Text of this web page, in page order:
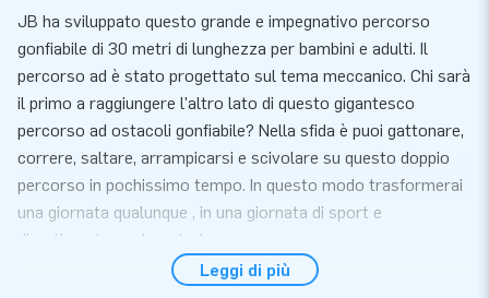
JB ha sviluppato questo grande e impegnativo percorso
gonfiabile di 30 metri di lunghezza per bambini e adulti. Il
percorso ad è stato progettato sul tema meccanico. Chi sarà
il primo a raggiungere l'altro lato di questo gigantesco
percorso ad ostacoli gonfiabile? Nella sfida è puoi gattonare,
correre, saltare, arrampicarsi e scivolare su questo doppio
percorso in pochissimo tempo. In questo modo trasformerai
una giornata qualunque , in una giornata di sport e
divertimento assicurato !
Pronto in 20 minuti
Leggi di più